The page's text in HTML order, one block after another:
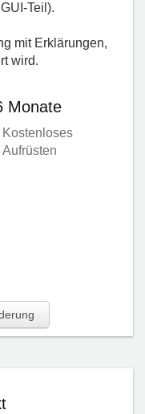
Teil).
mit Erklärungen,
wird.
Monate
Kostenloses
Aufrüsten